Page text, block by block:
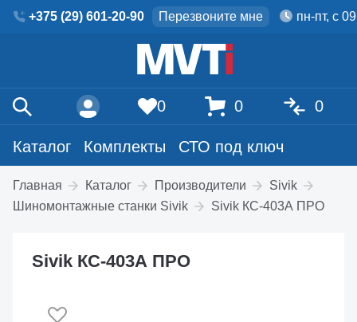
+375 (29) 601-20-90 Перезвоните мне пн-пт, с
Каталог Комплекты СТО под ключ
0 0 0
Главная Каталог Производители
Sivik
Шиномонтажные станки Sivik
Sivik КС-403А ПРО
Sivik КС-403А ПРО